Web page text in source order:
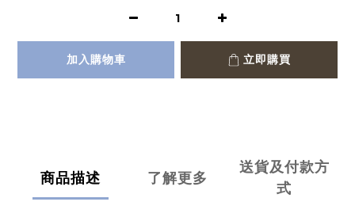
加入購物車 立即購買
商品描述 了解更多
送貨及付款方
式